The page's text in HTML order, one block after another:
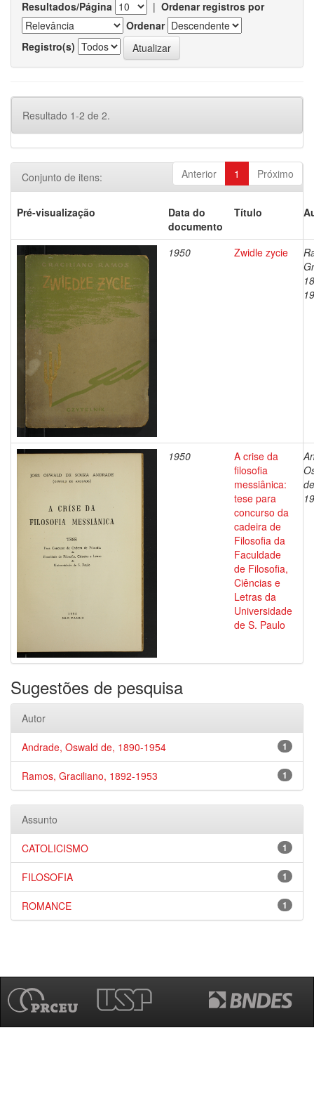
Resultados/Página | Ordenar registros por
Ordenar
Registro(s)
Resultado 1-2 de 2.
Anterior 1 Próximo
Conjunto de itens:
Pré-visualização
Data do
documento
Título
1950 Zwidle zycie
1950
A crise da
filosofia
messiânica:
tese para
concurso da
cadeira de
Filosofia da
Faculdade
de Filosofia,
Ciências e
Letras da
Universidade
de S. Paulo
Sugestões de pesquisa
Autor
1
Andrade, Oswald de, 1890-1954
1
Ramos, Graciliano, 1892-1953
Assunto
1
CATOLICISMO
1
FILOSOFIA
1
ROMANCE